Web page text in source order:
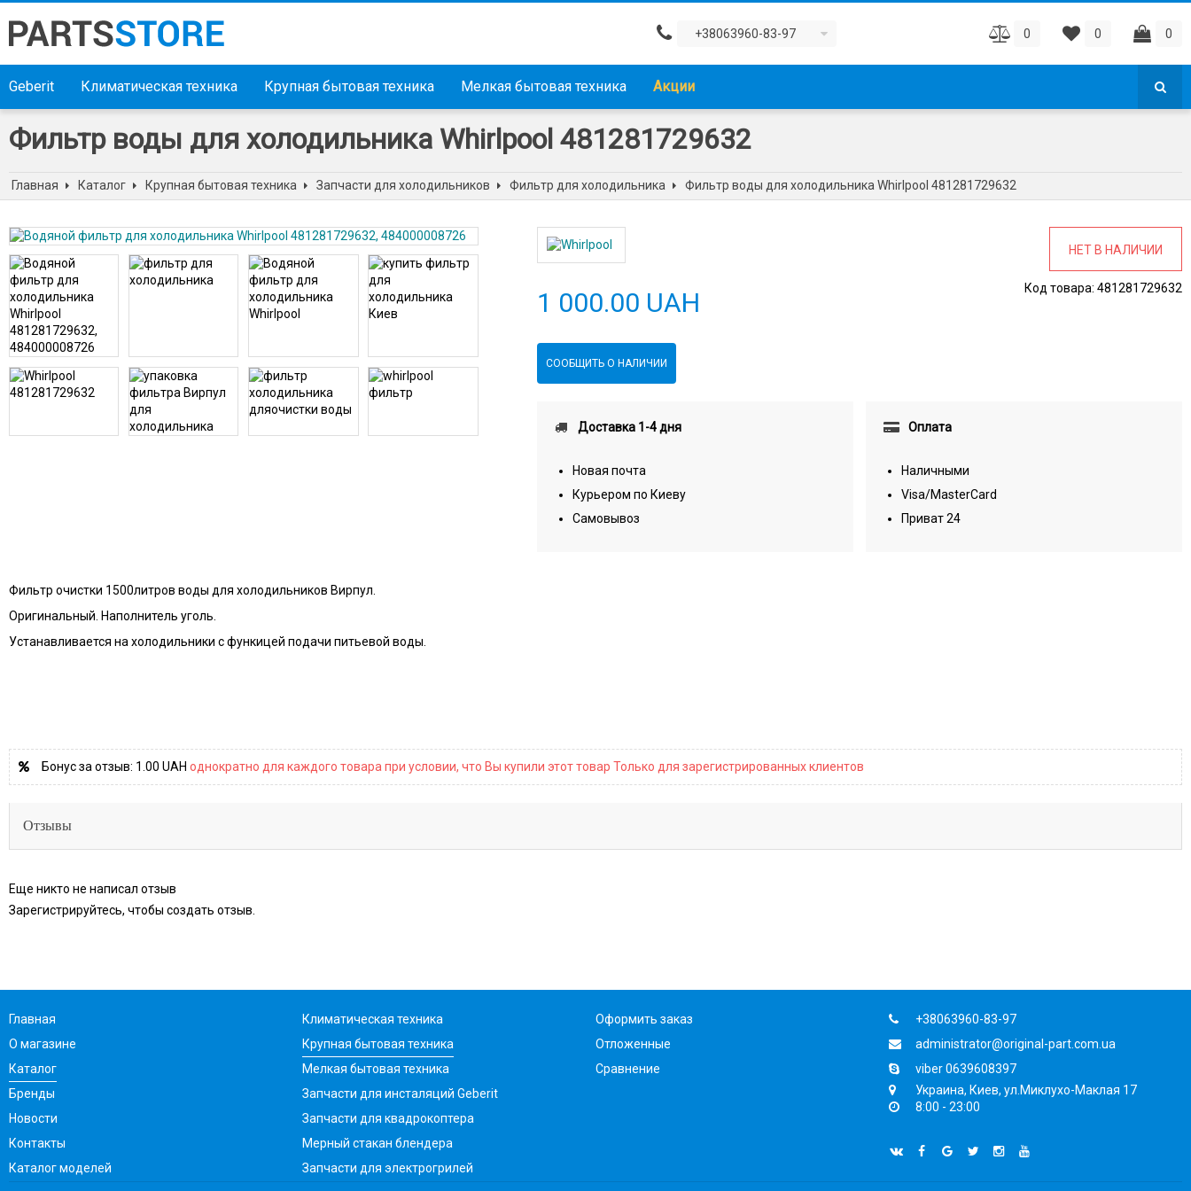
+38063960-83-97 0 0 0
Geberit Климатическая техника Крупная бытовая техника Мелкая бытовая техника Акции
Фильтр воды для холодильника Whirlpool 481281729632
Главная Каталог Крупная бытовая техника Запчасти для холодильников Фильтр для холодильника Фильтр воды для холодильника Whirlpool 481281729632
НЕТ В НАЛИЧИИ
Код товара: 481281729632
1 000.00 UAH
СООБЩИТЬ О НАЛИЧИИ
Доставка 1-4 дня
Новая почта
Курьером по Киеву
Самовывоз
Оплата
Наличными
Visa/MasterCard
Приват 24
Фильтр очистки 1500литров воды для холодильников Вирпул.
Оригинальный. Наполнитель уголь.
Устанавливается на холодильники с функицей подачи питьевой воды.
Бонус за отзыв: 1.00 UAH однократно для каждого товара при условии, что Вы купили этот товар Только для зарегистрированных клиентов
Отзывы
Еще никто не написал отзыв
Зарегистрируйтесь, чтобы создать отзыв.
Главная
О магазине
Каталог
Бренды
Новости
Контакты
Каталог моделей
Климатическая техника
Крупная бытовая техника
Мелкая бытовая техника
Запчасти для инсталяций Geberit
Запчасти для квадрокоптера
Мерный стакан блендера
Запчасти для электрогрилей
Оформить заказ
Отложенные
Сравнение
+38063960-83-97
administrator@original-part.com.ua
viber 0639608397
Украина, Киев, ул.Миклухо-Маклая 17
8:00 - 23:00